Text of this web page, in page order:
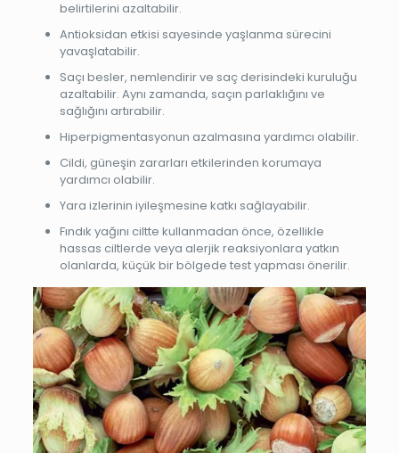
belirtilerini azaltabilir.
Antioksidan etkisi sayesinde yaşlanma sürecini
yavaşlatabilir.
Saçı besler, nemlendirir ve saç derisindeki kuruluğu
azaltabilir. Aynı zamanda, saçın parlaklığını ve
sağlığını artırabilir.
Hiperpigmentasyonun azalmasına yardımcı olabilir.
Cildi, güneşin zararları etkilerinden korumaya
yardımcı olabilir.
Yara izlerinin iyileşmesine katkı sağlayabilir.
Fındık yağını ciltte kullanmadan önce, özellikle
hassas ciltlerde veya alerjik reaksiyonlara yatkın
olanlarda, küçük bir bölgede test yapması önerilir.